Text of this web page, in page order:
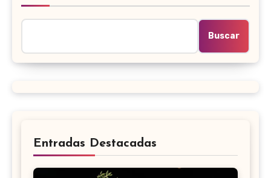
Buscar
Entradas Destacadas